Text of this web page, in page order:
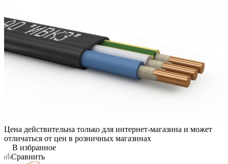
Цена действительна только для интернет-магазина и может
отличаться от цен в розничных магазинах
В избранное
Сравнить